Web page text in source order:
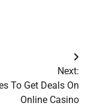
Next:
To Get Deals On
Online Casino